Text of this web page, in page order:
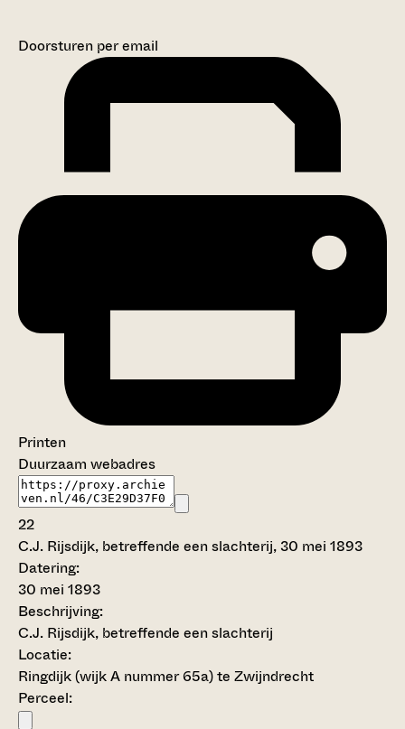
Doorsturen per email
Printen
Duurzaam webadres
22
C.J. Rijsdijk, betreffende een slachterij, 30 mei 1893
Datering:
30 mei 1893
Beschrijving:
C.J. Rijsdijk, betreffende een slachterij
Locatie:
Ringdijk (wijk A nummer 65a) te Zwijndrecht
Perceel: